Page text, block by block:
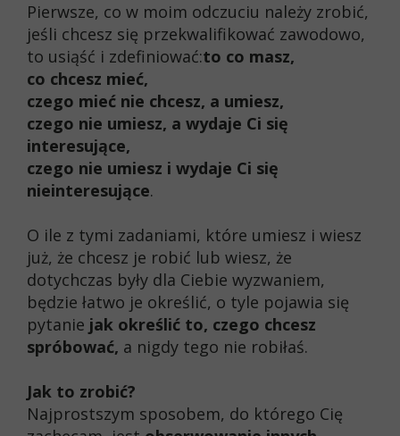
Pierwsze, co w moim odczuciu należy zrobić,
jeśli chcesz się przekwalifikować zawodowo,
to usiąść i zdefiniować:to co masz,
co chcesz mieć,
czego mieć nie chcesz, a umiesz,
czego nie umiesz, a wydaje Ci się
interesujące,
czego nie umiesz i wydaje Ci się
nieinteresujące.
O ile z tymi zadaniami, które umiesz i wiesz
już, że chcesz je robić lub wiesz, że
dotychczas były dla Ciebie wyzwaniem,
będzie łatwo je określić, o tyle pojawia się
pytanie jak określić to, czego chcesz
spróbować, a nigdy tego nie robiłaś.
Jak to zrobić?
Najprostszym sposobem, do którego Cię